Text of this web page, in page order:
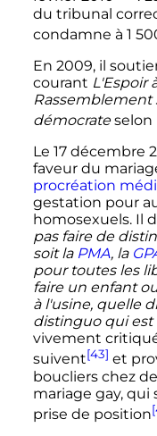
du tribunal
condamne à 1
En 2009, il
courant L'Espoir
Rassemblement
démocrateselon
Le 17 décembre
faveur du
procréation
gestation pour
homosexuels. Il
pas faire de
soit la PMA, la
pour toutes les
faire un enfant
à l'usine, quelle
distinguo qui
vivement
suivent[43] et
boucliers chez
mariage gay,
prise de position